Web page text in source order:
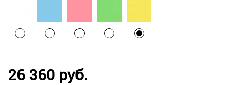
26 360 руб.